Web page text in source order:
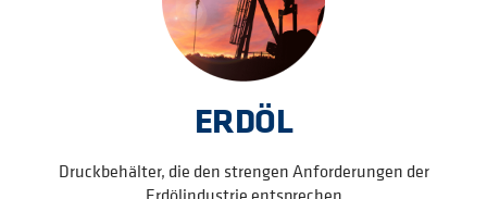
ERDÖL
Druckbehälter, die den strengen Anforderungen der